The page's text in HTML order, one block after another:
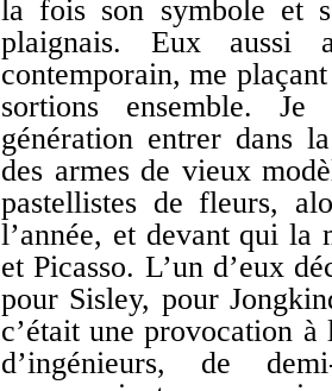
la fois son symbole et
plaignais. Eux aussi
contemporain, me
sortions ensemble.
génération entrer dans
des armes de vieux
pastellistes de fleurs,
l’année, et devant qui la
et Picasso. L’un d’eux
pour Sisley, pour
c’était une provocation
d’ingénieurs, de